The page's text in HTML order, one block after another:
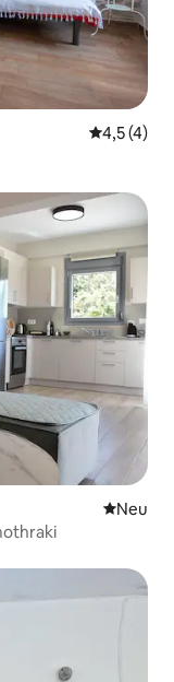
4,5 (4)
Neue
Neu